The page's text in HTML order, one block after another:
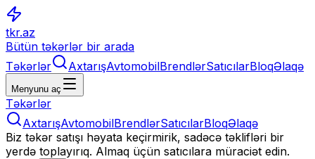
tkr.az
Bütün təkərlər bir arada
Təkərlər
AxtarışAvtomobilBrendlərSatıcılarBloqƏlaqə
Menyunu aç
Təkərlər
AxtarışAvtomobilBrendlərSatıcılarBloqƏlaqə
Biz təkər satışı həyata keçirmirik, sadəcə təklifləri bir
yerdə toplayırıq. Almaq üçün satıcılara müraciət edin.